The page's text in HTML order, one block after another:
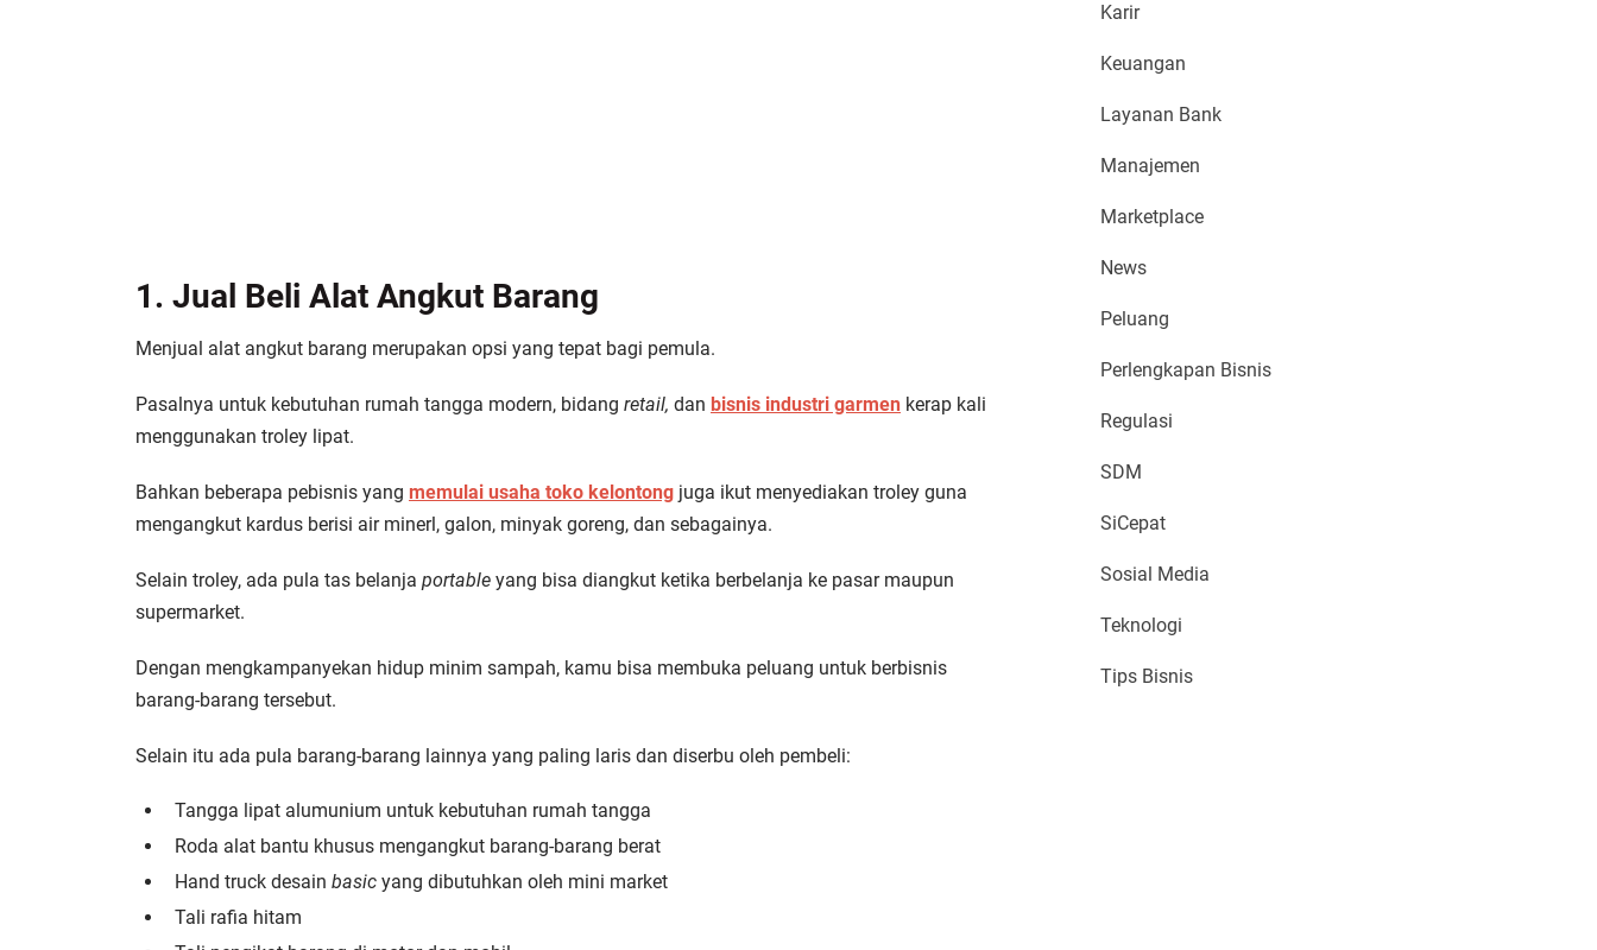
1. Jual Beli Alat Angkut Barang
Menjual alat angkut barang merupakan opsi yang tepat bagi pemula.
Pasalnya untuk kebutuhan rumah tangga modern, bidang retail, dan bisnis industri garmen kerap kali
menggunakan troley lipat.
Bahkan beberapa pebisnis yang memulai usaha toko kelontong juga ikut menyediakan troley guna
mengangkut kardus berisi air minerl, galon, minyak goreng, dan sebagainya.
Selain troley, ada pula tas belanja portable yang bisa diangkut ketika berbelanja ke pasar maupun
supermarket.
Dengan mengkampanyekan hidup minim sampah, kamu bisa membuka peluang untuk berbisnis
barang-barang tersebut.
Selain itu ada pula barang-barang lainnya yang paling laris dan diserbu oleh pembeli:
Tangga lipat alumunium untuk kebutuhan rumah tangga
Roda alat bantu khusus mengangkut barang-barang berat
Hand truck desain basic yang dibutuhkan oleh mini market
Tali rafia hitam
Karir
Keuangan
Layanan Bank
Manajemen
Marketplace
News
Peluang
Perlengkapan Bisnis
Regulasi
SDM
SiCepat
Sosial Media
Teknologi
Tips Bisnis